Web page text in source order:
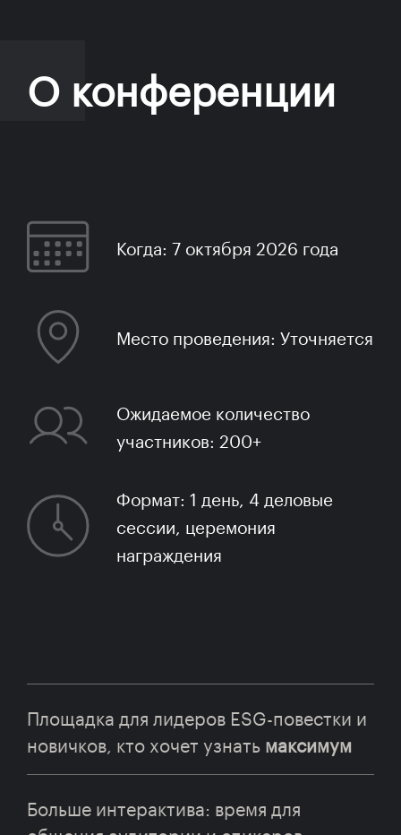
О конференции
Когда: 7 октября 2026 года
Место проведения: Уточняется
Ожидаемое количество
участников: 200+
Формат: 1 день, 4 деловые
сессии, церемония
награждения
Площадка для лидеров ESG-повестки и
новичков, кто хочет узнатьмаксимум
Больше интерактива: время для